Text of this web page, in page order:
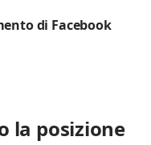
di Facebook
la posizione